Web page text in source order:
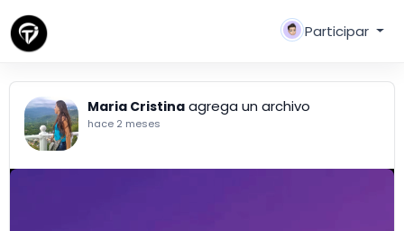
Participar
Maria Cristina agrega un archivo
hace 2 meses